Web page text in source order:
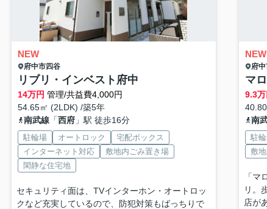
NEW
府中市四谷
リブリ・インベスト府中
14万円 管理/共益費4,000円
54.65㎡ (2LDK) /築5年
南武線「西府」駅 徒歩16分
駐輪場 オートロック
宅配ボックス
インターネット対応
敷地内ごみ置き場
閑静な住宅地
セキュリティ面は、TVインターホン・オートロッ
クなど充実しているので、防犯対策もばっちりで
NEW
府中
マ
9.3万
南
駐
敷
「マ
リ。
店が